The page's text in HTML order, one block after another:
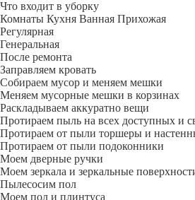
Что входит в уборку
Регу­лярная
Гене­ральная
После ремонта
Заправляем кровать
Собираем мусор и меняем мешки
Меняем мусорные мешки в корзинах
Раскладываем аккуратно вещи
Протираем пыль на всех доступных и
Протираем от пыли торшеры и
Протираем от пыли подоконники
Моем дверные ручки
Моем зеркала и зеркальные
Пылесосим пол
Моем пол и плинтуса